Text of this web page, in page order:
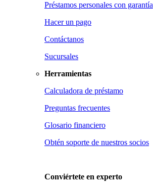
Préstamos personales con garantía
Hacer un pago
Contáctanos
Sucursales
Herramientas
Calculadora de préstamo
Preguntas frecuentes
Glosario financiero
Obtén soporte de nuestros socios
Conviértete en experto